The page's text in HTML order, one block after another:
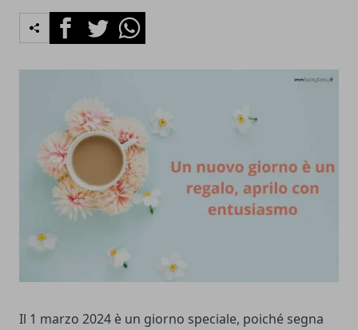
FacebookTwitterWhatsapp
Il 1 marzo 2024 è un giorno speciale, poiché segna